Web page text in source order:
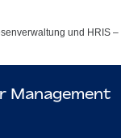
und HRIS
Management